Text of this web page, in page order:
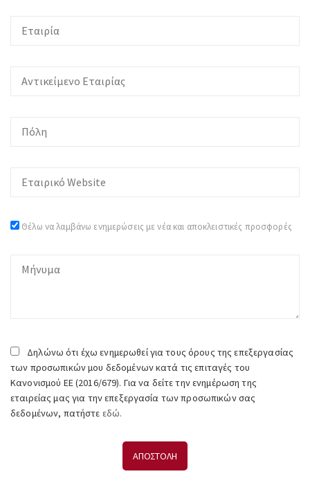
Θέλω να λαμβάνω ενημερώσεις με νέα και αποκλειστικές προσφορές
Δηλώνω ότι έχω ενημερωθεί για τους όρους της επεξεργασίας
των προσωπικών μου δεδομένων κατά τις επιταγές του
Κανονισμού ΕΕ (2016/679). Για να δείτε την ενημέρωση της
εταιρείας μας για την επεξεργασία των προσωπικών σας
δεδομένων, πατήστε εδώ.
ΑΠΟΣΤΟΛΗ